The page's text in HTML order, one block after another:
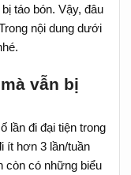
táo bón. Vậy, đâu
nội dung dưới
vẫn bị
lần đi đại tiện trong
ít hơn 3 lần/tuần
còn có những biểu